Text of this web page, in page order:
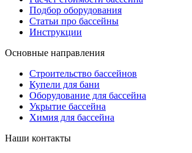
Подбор оборудования
Статьи про бассейны
Инструкции
Основные направления
Строительство бассейнов
Купели для бани
Оборудование для бассейна
Укрытие бассейна
Химия для бассейна
Наши контакты